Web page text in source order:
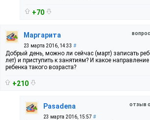
+70
Маргарита
23 марта 2016, 14:33 #
Добрый день, можно ли сейчас (март) записать
лет) и приступить к занятиям? И какое
ребенка такого возраста?
+210
отзыв
Pasadena
23 марта 2016, 15:57 #